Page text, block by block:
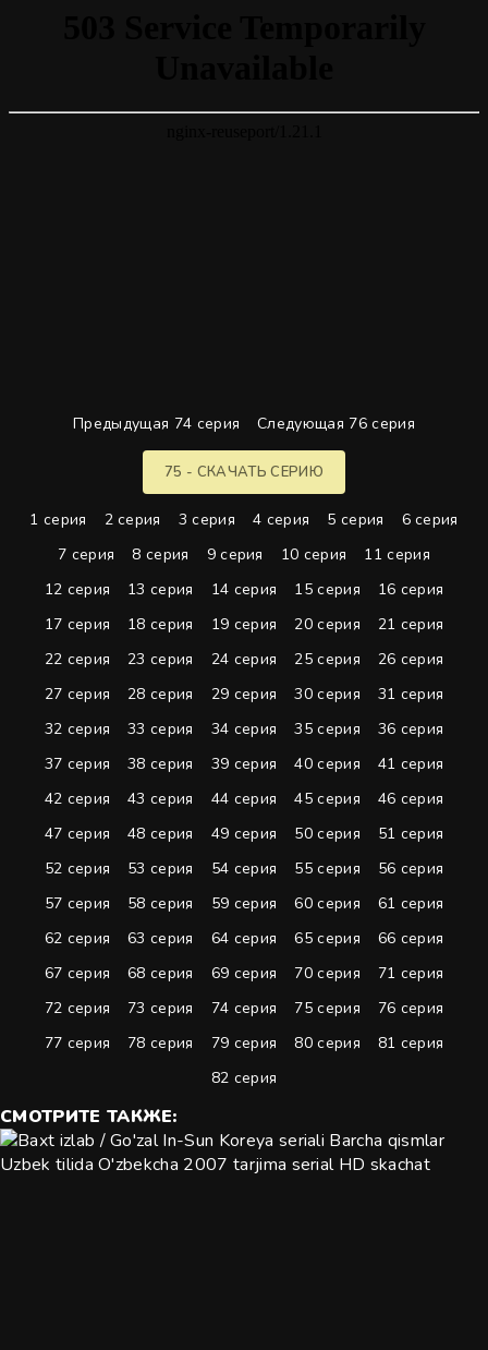
Предыдущая 74 серия Следующая 76 серия
75 - СКАЧАТЬ СЕРИЮ
1 серия 2 серия 3 серия 4 серия 5 серия
6 серия
7 серия
8 серия 9 серия 10 серия
11 серия
12 серия
13 серия 14 серия 15 серия
16 серия
17 серия
18 серия 19 серия 20 серия
21 серия
22 серия
23 серия 24 серия 25 серия
26 серия
27 серия
28 серия 29 серия 30 серия
31 серия
32 серия
33 серия 34 серия 35 серия
36 серия
37 серия
38 серия 39 серия 40 серия
41 серия
42 серия
43 серия 44 серия 45 серия
46 серия
47 серия
48 серия 49 серия 50 серия
51 серия
52 серия
53 серия 54 серия 55 серия
56 серия
57 серия
58 серия 59 серия 60 серия
61 серия
62 серия
63 серия 64 серия 65 серия
66 серия
67 серия
68 серия 69 серия 70 серия
71 серия
72 серия
73 серия 74 серия 75 серия
76 серия
77 серия
78 серия 79 серия 80 серия
81 серия
82 серия
СМОТРИТЕ ТАКЖЕ: